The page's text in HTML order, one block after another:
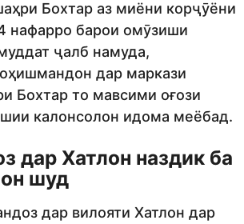
Бохтар аз миёни корҷӯёни
нафарро барои омӯзиши
ҷалб намуда,
дар маркази
Бохтар то мавсими оғози
калонсолон идома меёбад.
дар Хатлон наздик ба
шуд
дар вилояти Хатлон дар